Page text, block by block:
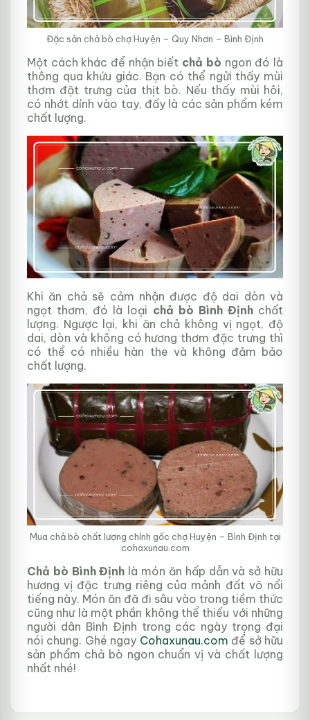
Đặc sản chả bò chợ Huyện – Quy Nhơn – Bình Định
Một cách khác để nhận biết chả bò ngon đó là
thông qua khứu giác. Bạn có thể ngửi thấy mùi
thơm đặt trưng của thịt bò. Nếu thấy mùi hôi,
có nhớt dính vào tay, đấy là các sản phẩm kém
chất lượng.
Khi ăn chả sẽ cảm nhận được độ dai dòn và
ngọt thơm, đó là loại chả bò Bình Địnhchất
lượng. Ngược lại, khi ăn chả không vị ngọt, độ
dai, dòn và không có hương thơm đặc trưng thì
có thể có nhiều hàn the và không đảm bảo
chất lượng.
Mua chả bò chất lượng chính gốc chợ Huyện – Bình Định tại
cohaxunau.com
Chả bò Bình Định là món ăn hấp dẫn và sở hữu
hương vị đặc trưng riêng của mảnh đất võ nổi
tiếng này. Món ăn đã đi sâu vào trong tiềm thức
cũng như là một phần không thể thiếu với những
người dân Bình Định trong các ngày trọng đại
nói chung. Ghé ngay Cohaxunau.com để sở hữu
sản phẩm chả bò ngon chuẩn vị và chất lượng
nhất nhé!